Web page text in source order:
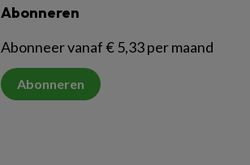
Abonneren
Abonneer vanaf € 5,33 per maand
Abonneren